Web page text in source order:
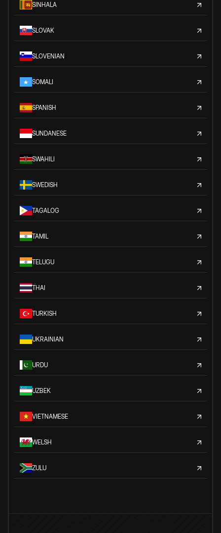
SINHALA
SLOVAK
SLOVENIAN
SOMALI
SPANISH
SUNDANESE
SWAHILI
SWEDISH
TAGALOG
TAMIL
TELUGU
THAI
TURKISH
UKRAINIAN
URDU
UZBEK
VIETNAMESE
WELSH
ZULU